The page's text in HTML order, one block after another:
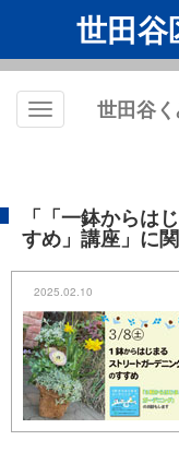
世田谷
Toggle
世田谷
「「一鉢からは
すめ」講座」に
2025.02.10